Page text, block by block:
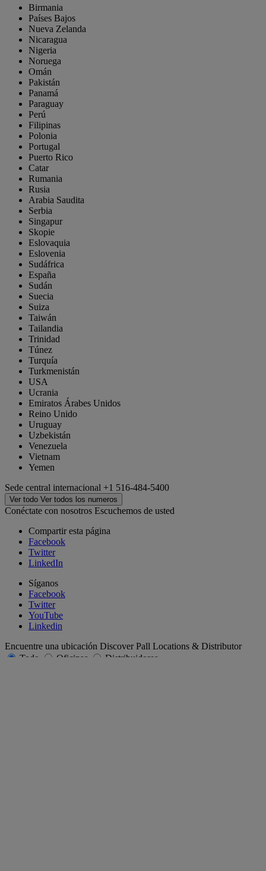
Birmania
Países Bajos
Nueva Zelanda
Nicaragua
Nigeria
Noruega
Omán
Pakistán
Panamá
Paraguay
Perú
Filipinas
Polonia
Portugal
Puerto Rico
Catar
Rumania
Rusia
Arabia Saudita
Serbia
Singapur
Skopie
Eslovaquia
Eslovenia
Sudáfrica
España
Sudán
Suecia
Suiza
Taiwán
Tailandia
Trinidad
Túnez
Turquía
Turkmenistán
USA
Ucrania
Emiratos Árabes Unidos
Reino Unido
Uruguay
Uzbekistán
Venezuela
Vietnam
Yemen
Sede central internacional +1 516-484-5400
Ver todo Ver todos los numeros
Conéctate con nosotros Escuchemos de usted
Compartir esta página
Facebook
Twitter
LinkedIn
Síganos
Facebook
Twitter
YouTube
Linkedin
Encuentre una ubicación Discover Pall Locations & Distributor
Todo
Oficinas
Distribuidores